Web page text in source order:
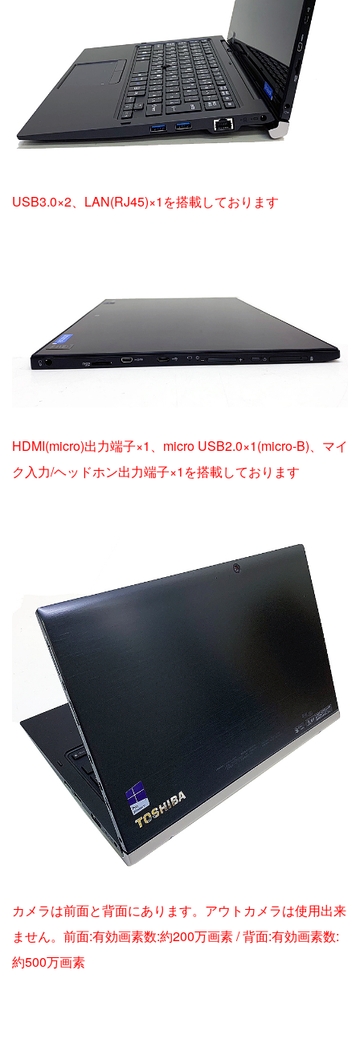
USB3.0×2、LAN(RJ45)×1を搭載しております
HDMI(micro)出力端子×1、micro USB2.0×1(micro-B)、マイ
ク入力/ヘッドホン出力端子×1を搭載しております
カメラは前面と背面にあります。アウトカメラは使用出来
ません。前面:有効画素数:約200万画素 / 背面:有効画素数:
約500万画素